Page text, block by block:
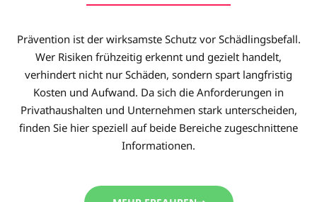
Prävention ist der wirksamste Schutz vor Schädlingsbefall.
Wer Risiken frühzeitig erkennt und gezielt handelt,
verhindert nicht nur Schäden, sondern spart langfristig
Kosten und Aufwand. Da sich die Anforderungen in
Privathaushalten und Unternehmen stark unterscheiden,
finden Sie hier speziell auf beide Bereiche zugeschnittene
Informationen.